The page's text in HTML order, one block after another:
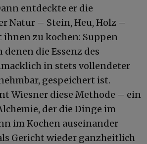
entdeckte er die
Natur – Stein, Heu, Holz –
zu kochen: Suppen
die Essenz des
in stets vollendeter
gespeichert ist.
Wiesner diese Methode – ein
der die Dinge im
im Kochen auseinander
Gericht wieder ganzheitlich